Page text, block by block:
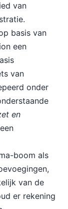
van
basis van
een
van
onder
en
boom als
van de
er rekening